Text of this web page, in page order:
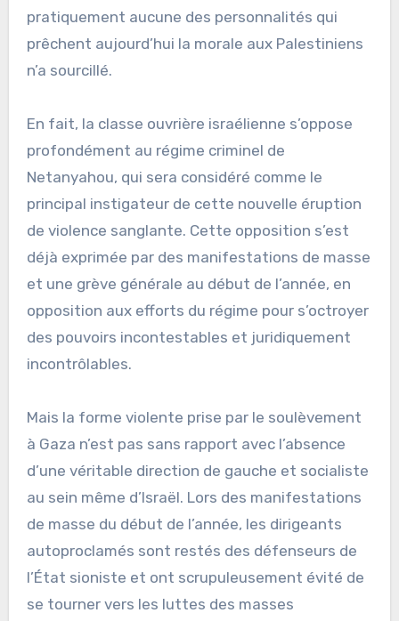
pratiquement aucune des personnalités qui
prêchent aujourd’hui la morale aux Palestiniens
n’a sourcillé.
En fait, la classe ouvrière israélienne s’oppose
profondément au régime criminel de
Netanyahou, qui sera considéré comme le
principal instigateur de cette nouvelle éruption
de violence sanglante. Cette opposition s’est
déjà exprimée par des manifestations de masse
et une grève générale au début de l’année, en
opposition aux efforts du régime pour s’octroyer
des pouvoirs incontestables et juridiquement
incontrôlables.
Mais la forme violente prise par le soulèvement
à Gaza n’est pas sans rapport avec l’absence
d’une véritable direction de gauche et socialiste
au sein même d’Israël. Lors des manifestations
de masse du début de l’année, les dirigeants
autoproclamés sont restés des défenseurs de
l’État sioniste et ont scrupuleusement évité de
se tourner vers les luttes des masses